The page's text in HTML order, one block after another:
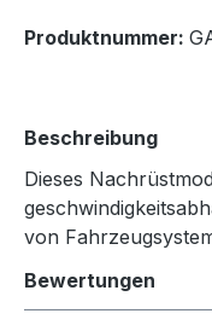
Produktnummer:
Beschreibung
Dieses
von
Bewertungen